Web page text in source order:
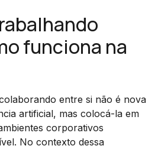
funciona na
entre si não é nova
artificial, mas colocá-la em
corporativos
No contexto dessa